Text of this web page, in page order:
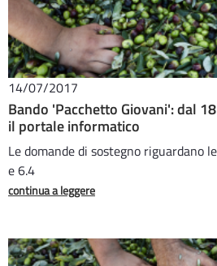
14/07/2017
Bando 'Pacchetto Giovani': dal
il portale informatico
Le domande di sostegno riguardano
e 6.4
continua a leggere